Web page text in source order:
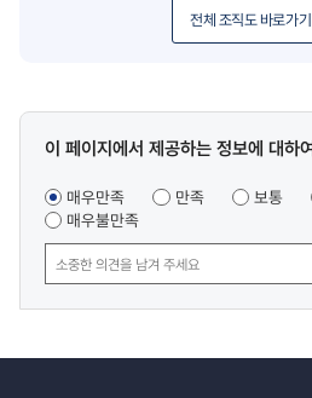
전체 조직도 바로가기
콘텐츠
조사
이 페이지에서 제공하는 정보에 대하
매우만족 만족 보통
매우불만족